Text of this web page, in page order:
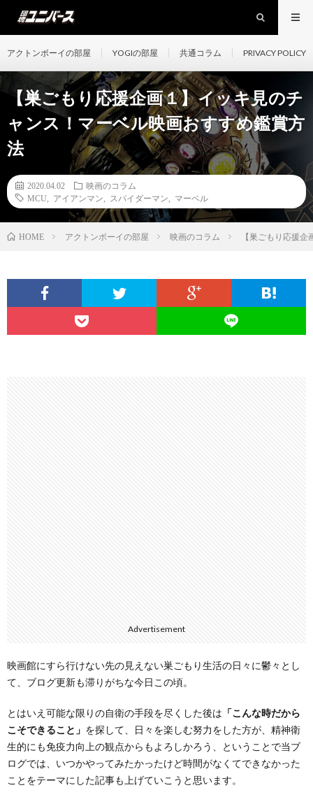
アクトンボーイの部屋 YOGIの部屋 共通コラム PRIVACY POLICY
【巣ごもり応援企画１】イッキ見のチ
ャンス！マーベル映画おすすめ鑑賞方
法
2020.04.02
映画のコラム
MCU
アイアンマン スパイダーマン マーベル
HOME アクトンボーイの部屋 映画のコラム 【巣ごもり応援
Advertisement
映画館にすら行けない先の見えない巣ごもり生活の日々に鬱々とし
て、ブログ更新も滞りがちな今日この頃。
とはいえ可能な限りの自衛の手段を尽くした後は 「こんな時だから
こそできること」 を探して、日々を楽しむ努力をした方が、精神衛
生的にも免疫力向上の観点からもよろしかろう、ということで当ブ
ログでは、いつかやってみたかったけど時間がなくてできなかった
ことをテーマにした記事も上げていこうと思います。